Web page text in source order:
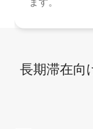
長期滞在向